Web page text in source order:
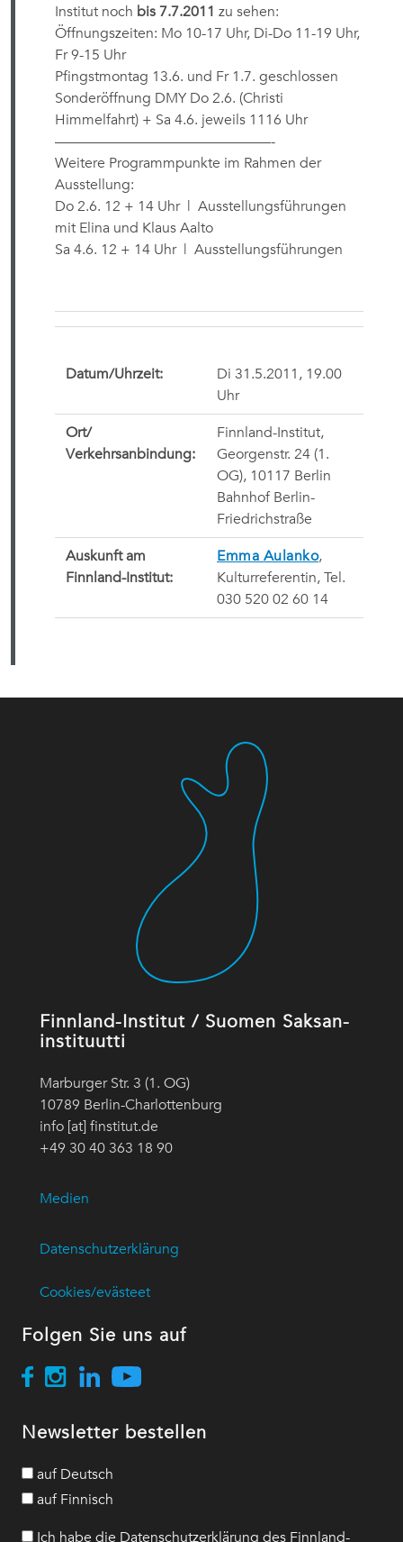
Institut noch bis 7.7.2011 zu sehen:
Öffnungszeiten: Mo 10-17 Uhr, Di-Do 11-19 Uhr,
Fr 9-15 Uhr
Pfingstmontag 13.6. und Fr 1.7. geschlossen
Sonderöffnung DMY Do 2.6. (Christi
Himmelfahrt) + Sa 4.6. jeweils 1116 Uhr
———————————————-
Weitere Programmpunkte im Rahmen der
Ausstellung:
Do 2.6. 12 + 14 Uhr | Ausstellungsführungen
mit Elina und Klaus Aalto
Sa 4.6. 12 + 14 Uhr | Ausstellungsführungen
Datum/Uhrzeit:
Di 31.5.2011, 19.00
Uhr
Ort/
Verkehrsanbindung:
Finnland-Institut,
Georgenstr. 24 (1.
OG), 10117 Berlin
Bahnhof Berlin-
Friedrichstraße
Auskunft am
Finnland-Institut:
Emma Aulanko,
Kulturreferentin, Tel.
030 520 02 60 14
Finnland-Institut / Suomen Saksan-
instituutti
Marburger Str. 3 (1. OG)
10789 Berlin-Charlottenburg
info [at] finstitut.de
+49 30 40 363 18 90
Medien
Datenschutzerklärung
Cookies/evästeet
Folgen Sie uns auf
Newsletter bestellen
auf Deutsch
auf Finnisch
Ich habe die Datenschutzerklärung des Finnland-